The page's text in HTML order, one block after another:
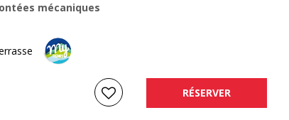
mécaniques
RÉSERVER